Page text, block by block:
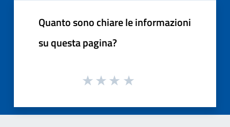
Quanto sono chiare le informazioni
su questa pagina?